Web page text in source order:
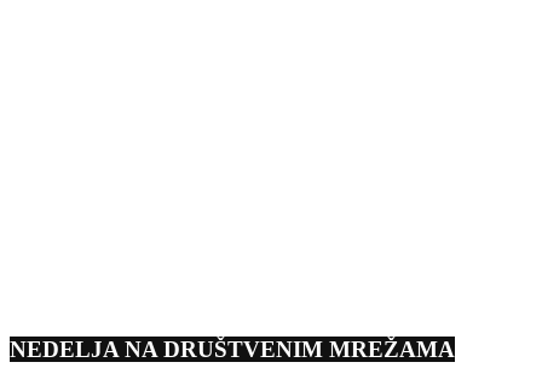
NEDELJA NA DRUŠTVENIM MREŽAMA